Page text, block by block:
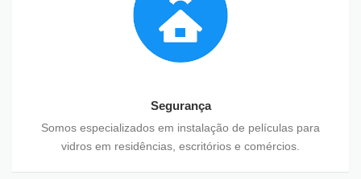
Segurança
Somos especializados em instalação de películas para
vidros em residências, escritórios e comércios.